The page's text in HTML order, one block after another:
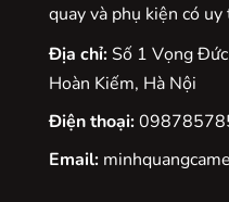
Công nghệ lấy
300mm f/3.5-
quay và phụ kiện có
Địa chỉ:Số 1 Vọng
Hoàn Kiếm, Hà Nội
Điện thoại:
Email: